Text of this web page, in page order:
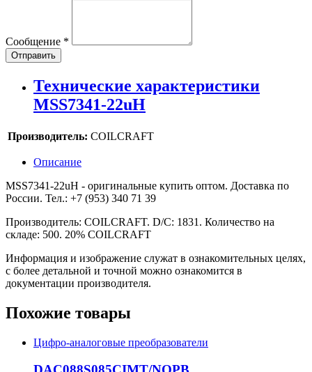
Сообщение *
Отправить
Технические характеристики
MSS7341-22uH
Производитель: COILCRAFT
Описание
MSS7341-22uH - оригинальные купить оптом. Доставка по
России. Тел.: +7 (953) 340 71 39
Производитель: COILCRAFT. D/C: 1831. Количество на
складе: 500. 20% COILCRAFT
Информация и изображение служат в ознакомительных целях,
с более детальной и точной можно ознакомится в
документации производителя.
Похожие товары
Цифро-аналоговые преобразователи